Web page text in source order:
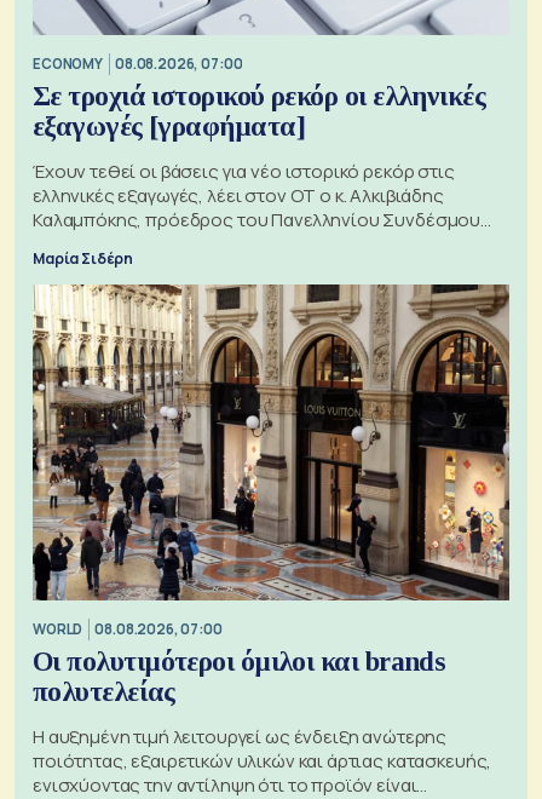
ECONOMY 08.08.2026, 07:00
Σε τροχιά ιστορικού ρεκόρ οι ελληνικές
εξαγωγές [γραφήματα]
Έχουν τεθεί οι βάσεις για νέο ιστορικό ρεκόρ στις
ελληνικές εξαγωγές, λέει στον ΟΤ ο κ. Αλκιβιάδης
Καλαμπόκης, πρόεδρος του Πανελληνίου Συνδέσμου
Μαρία Σιδέρη
WORLD 08.08.2026, 07:00
Οι πολυτιμότεροι όμιλοι και brands
πολυτελείας
Η αυξημένη τιμή λειτουργεί ως ένδειξη ανώτερης
ποιότητας, εξαιρετικών υλικών και άρτιας κατασκευής,
ενισχύοντας την αντίληψη ότι το προϊόν είναι